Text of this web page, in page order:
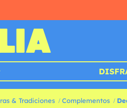
& Tradiciones Complementos